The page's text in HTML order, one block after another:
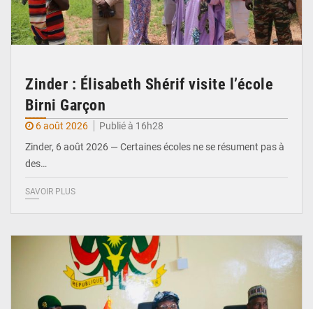
Zinder : Élisabeth Shérif visite l’école
Birni Garçon
6 août 2026
Publié à 16h28
Zinder, 6 août 2026 — Certaines écoles ne se résument pas à
des…
SAVOIR PLUS